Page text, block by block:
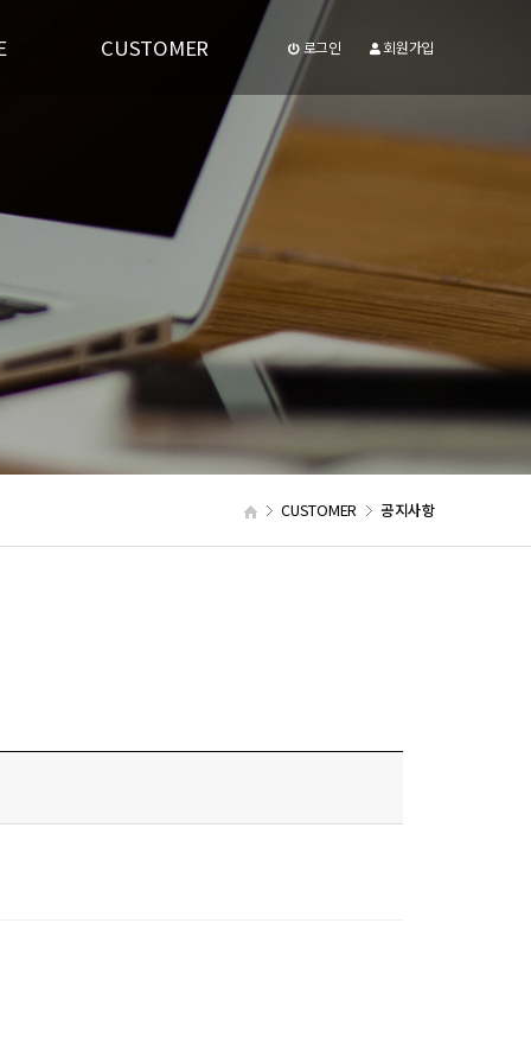
CUSTOMER 로그인 회원가입
CUSTOMER 공지사항